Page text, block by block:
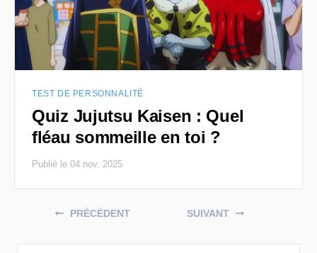
TEST DE PERSONNALITÉ
Quiz Jujutsu Kaisen : Quel
fléau sommeille en toi ?
Publié le 04 nov. 2025
Posts navigation
PRÉCÉDENT SUIVANT